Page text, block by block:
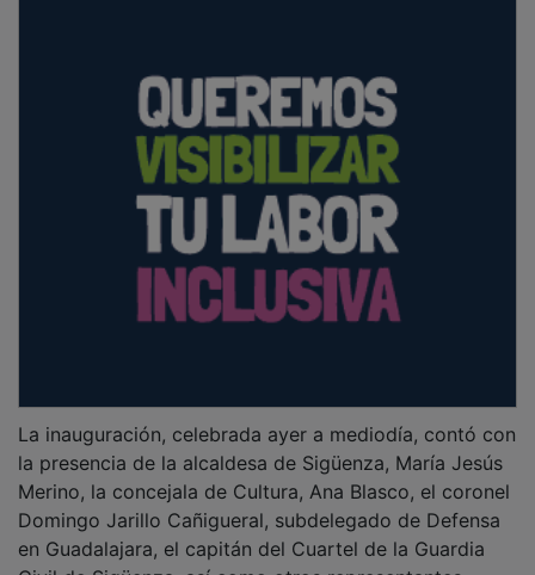
la presencia de la alcaldesa de Sigüenza, María Jesús
Merino, la concejala de Cultura, Ana Blasco, el coronel
Domingo Jarillo Cañigueral, subdelegado de Defensa
en Guadalajara, el capitán del Cuartel de la Guardia
Civil de Sigüenza, así como otros representantes